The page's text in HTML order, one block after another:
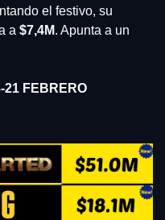
el festivo, su
a $7,4M. Apunta a un
21 FEBRERO